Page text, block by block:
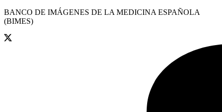
BANCO DE IMÁGENES DE LA MEDICINA ESPAÑOLA
(BIMES)